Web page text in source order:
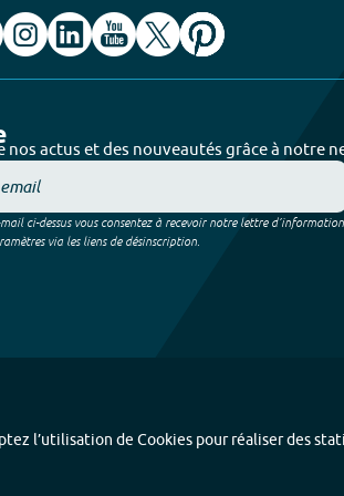
nos actus et des nouveautés grâce à notre
ci-dessus vous consentez à recevoir notre lettre
via les liens de désinscription.
l’utilisation de Cookies pour réaliser des